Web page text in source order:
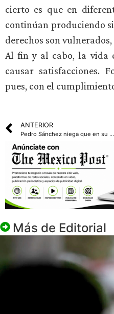
cierto es que en
continúan produciendo
derechos son
Al fin y al cabo, la vida
causar satisfacciones.
pues, con el
ANTERIOR
Pedro Sánchez niega que en su gobierno exista corrupción generalizada
Más de Editorial